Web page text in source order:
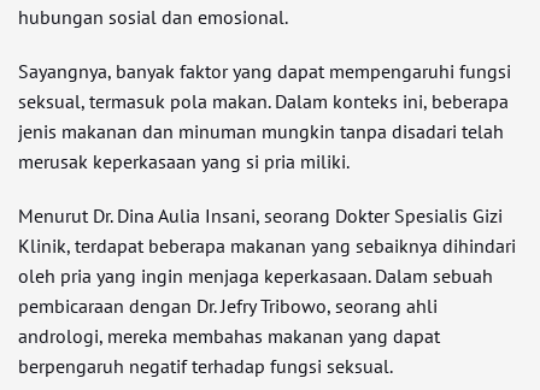
hubungan sosial dan emosional.
Sayangnya, banyak faktor yang dapat mempengaruhi fungsi
seksual, termasuk pola makan. Dalam konteks ini, beberapa
jenis makanan dan minuman mungkin tanpa disadari telah
merusak keperkasaan yang si pria miliki.
Menurut Dr. Dina Aulia Insani, seorang Dokter Spesialis Gizi
Klinik, terdapat beberapa makanan yang sebaiknya dihindari
oleh pria yang ingin menjaga keperkasaan. Dalam sebuah
pembicaraan dengan Dr. Jefry Tribowo, seorang ahli
andrologi, mereka membahas makanan yang dapat
berpengaruh negatif terhadap fungsi seksual.